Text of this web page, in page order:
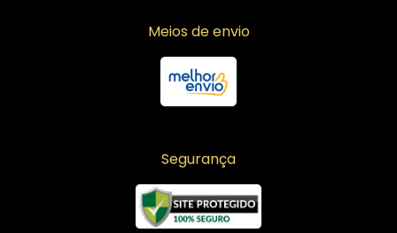
Meios de envio
Segurança